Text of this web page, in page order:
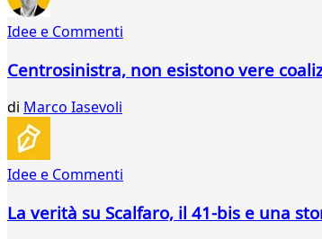
Idee e Commenti
Centrosinistra, non esistono vere
di Marco Iasevoli
Idee e Commenti
La verità su Scalfaro, il 41-bis e una